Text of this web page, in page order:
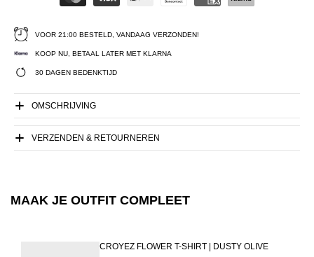
VOOR 21:00 BESTELD, VANDAAG VERZONDEN!
KOOP NU, BETAAL LATER MET KLARNA
30 DAGEN BEDENKTIJD
OMSCHRIJVING
VERZENDEN & RETOURNEREN
MAAK JE OUTFIT COMPLEET
CROYEZ FLOWER T-SHIRT | DUSTY OLIVE